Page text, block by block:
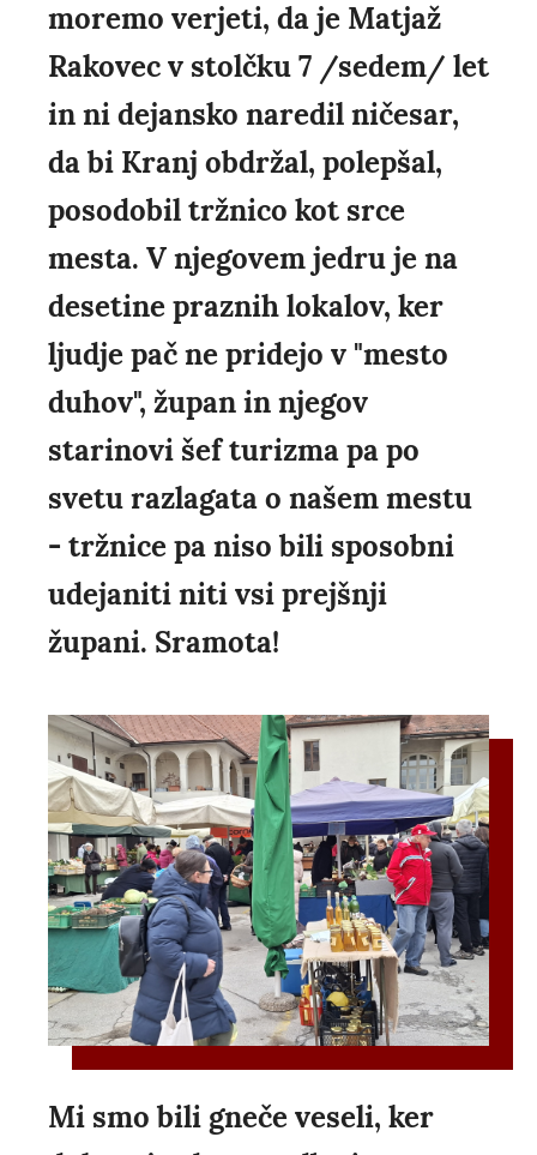
moremo verjeti, da je Matjaž
Rakovec v stolčku 7 /sedem/ let
in ni dejansko naredil ničesar,
da bi Kranj obdržal, polepšal,
posodobil tržnico kot srce
mesta. V njegovem jedru je na
desetine praznih lokalov, ker
ljudje pač ne pridejo v "mesto
duhov", župan in njegov
starinovi šef turizma pa po
svetu razlagata o našem mestu
- tržnice pa niso bili sposobni
udejaniti niti vsi prejšnji
župani. Sramota!
Mi smo bili gneče veseli, ker